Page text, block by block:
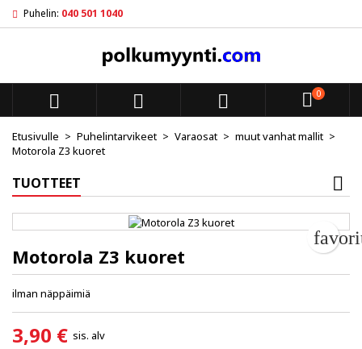
Puhelin: 040 501 1040
   0
Etusivulle Puhelintarvikeet Varaosat
muut vanhat mallit
Motorola Z3 kuoret
TUOTTEET
Motorola Z3 kuoret
ilman näppäimiä
3,90 € sis. alv
My wishlists
add_circle_outline
Create new list
Luo toivelista
Toivelistan nimi
Kirjaudu sisään
Sinun pitää olla kirjautunut jotta voit lisätä tuotteita